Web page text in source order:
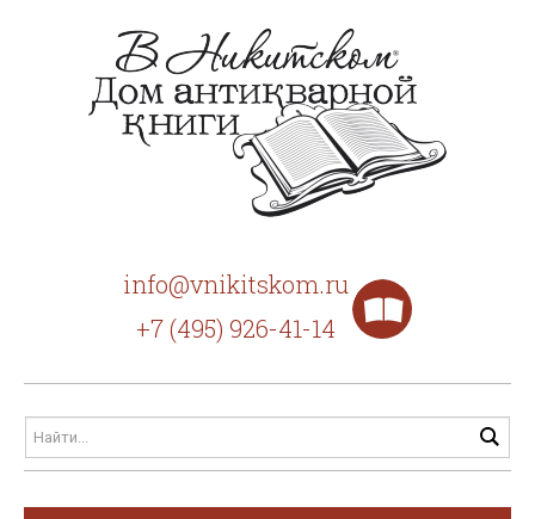
info@vnikitskom.ru
+7 (495) 926-41-14